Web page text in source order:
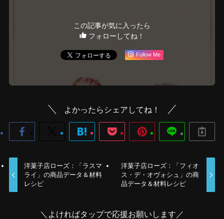
この記事が気に入ったら
フォローしてね！
Follow Me
よかったらシェアしてね！
洋菓子店ローズ：「ラスマ
ライ」の商品データ＆材料
レシピ
洋菓子店ローズ：「フィオ
ス・デ・オヴォシュ」の商
品データ＆材料レシピ
＼よければタップで応援お願いします／